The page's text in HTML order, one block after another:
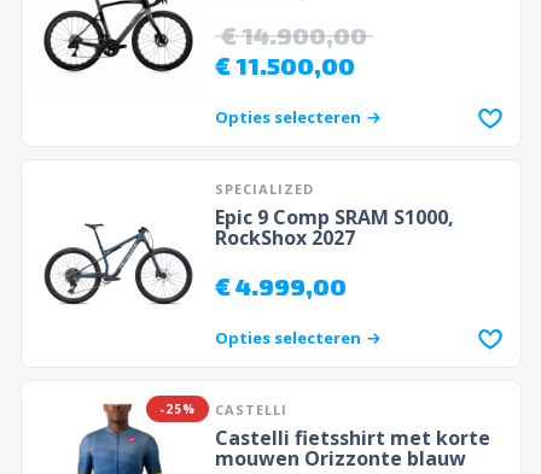
€14.900,00
€11.500,00
Opties selecteren
SPECIALIZED
Epic 9 Comp SRAM S1000,
RockShox 2027
€4.999,00
Opties selecteren
-25% CASTELLI
Castelli fietsshirt met korte
mouwen Orizzonte blauw